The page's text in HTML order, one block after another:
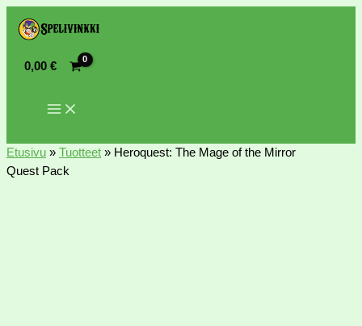
0,00€
Etusivu » Tuotteet » Heroquest: The Mage of the Mirror
Quest Pack